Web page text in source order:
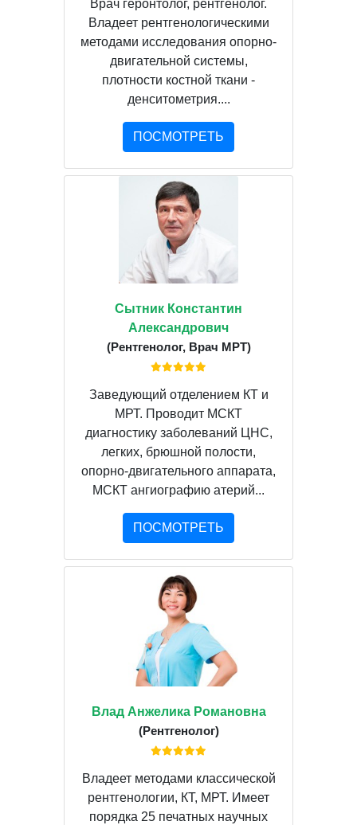
Врач геронтолог, рентгенолог.
Владеет рентгенологическими
методами исследования опорно-
двигательной системы,
плотности костной ткани -
денситометрия....
ПОСМОТРЕТЬ
Сытник Константин
Александрович
(Рентгенолог, Врач МРТ)
Заведующий отделением КТ и
МРТ. Проводит МСКТ
диагностику заболеваний ЦНС,
легких, брюшной полости,
опорно-двигательного аппарата,
МСКТ ангиографию атерий...
ПОСМОТРЕТЬ
Влад Анжелика Романовна
(Рентгенолог)
Владеет методами классической
рентгенологии, КТ, МРТ. Имеет
порядка 25 печатных научных